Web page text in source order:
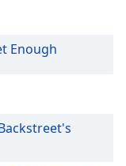
Enough